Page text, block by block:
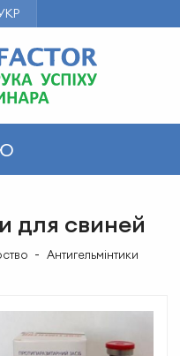
для свиней
Антигельмінтики